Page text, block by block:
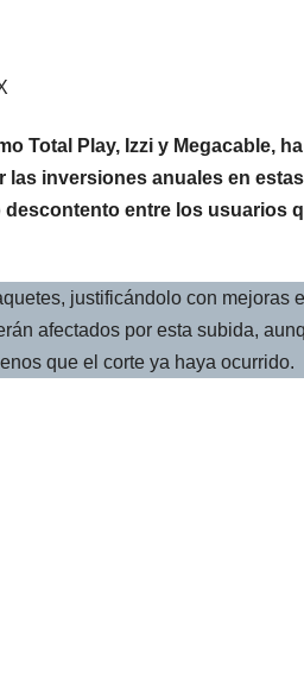
Total Play, Izzi y Megacable,
las inversiones anuales en estas
entre los usuarios
justificándolo con mejoras
afectados por esta subida,
que el corte ya haya ocurrido.